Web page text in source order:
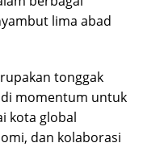
lima abad
tonggak
momentum untuk
kota global
dan kolaborasi